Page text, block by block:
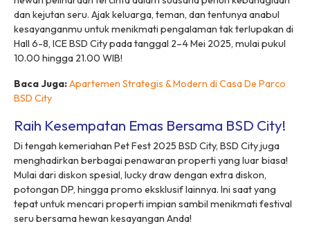
dan kejutan seru. Ajak keluarga, teman, dan tentunya anabul
kesayanganmu untuk menikmati pengalaman tak terlupakan di
Hall 6-8, ICE BSD City pada tanggal 2–4 Mei 2025, mulai pukul
10.00 hingga 21.00 WIB!
Baca Juga:Apartemen Strategis & Modern di Casa De Parco
BSD City
Raih Kesempatan Emas Bersama BSD City!
Di tengah kemeriahan Pet Fest 2025 BSD City, BSD City juga
menghadirkan berbagai penawaran properti yang luar biasa!
Mulai dari diskon spesial, lucky draw dengan extra diskon,
potongan DP, hingga promo eksklusif lainnya. Ini saat yang
tepat untuk mencari properti impian sambil menikmati festival
seru bersama hewan kesayangan Anda!